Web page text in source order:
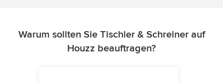
Warum sollten Sie Tischler & Schreiner auf
Houzz beauftragen?